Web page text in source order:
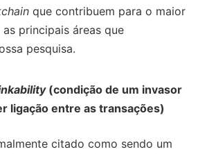
que contribuem para o maior
principais áreas que
pesquisa.
(condição de um invasor
ligação entre as transações)
citado como sendo um